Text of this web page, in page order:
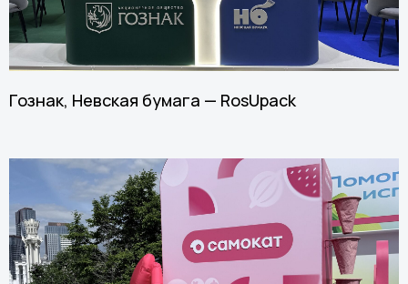
Гознак, Невская бумага — RosUpack